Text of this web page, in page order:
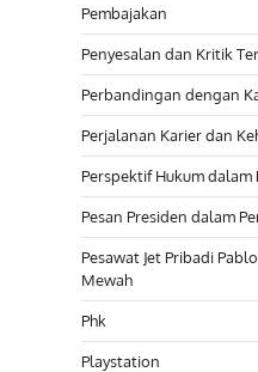
Pembajakan
Penyesalan dan Kritik
Perbandingan dengan
Perjalanan Karier dan
Perspektif Hukum dalam
Pesan Presiden dalam
Pesawat Jet Pribadi
Mewah
Phk
Playstation